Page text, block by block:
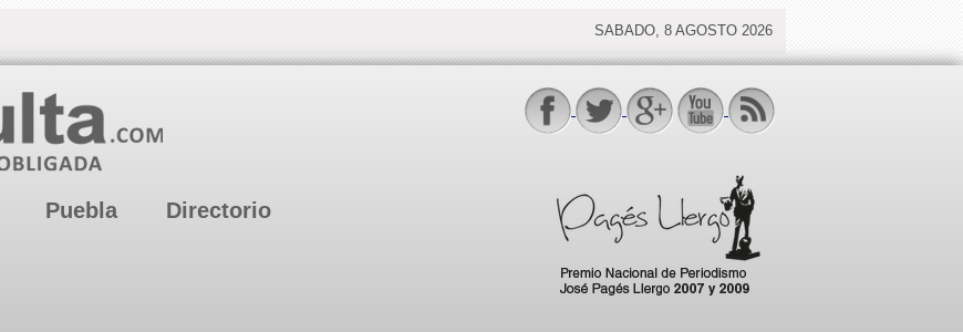
SABADO, 8 AGOSTO 2026
Puebla Directorio